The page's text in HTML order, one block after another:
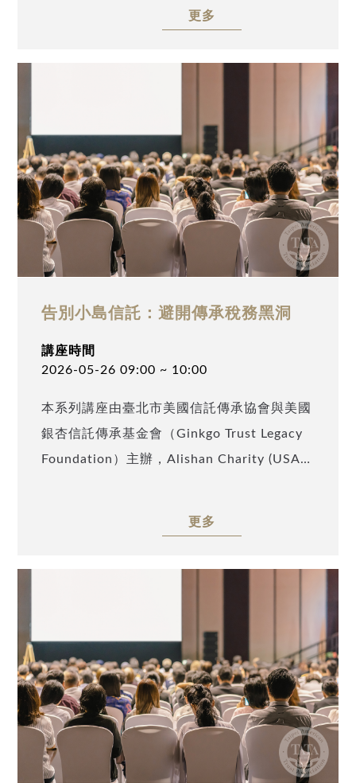
市大安區金華街187號9樓 •8/20 臺中（集思
承的第一步：股權安排、閉鎖性公司架構結合
台灣信託規劃》 14:00 ~ 14:30 專題演講
《家族信託如何成為跨境傳承工具：看看高資
產家族如何搭建家族財富堡壘》 14:30 ~
15:00 專題演講《不只是境外公司：BVI 如
何成為高資產家族財富管理、隱私保護與跨代
15:10 ~ 15:40 專題演講《繼承潮下的家族
專業顧問網路的建立》 15:40 ~ 16:10 專題
稅籍規劃降低跨境稅務與政治風險》 16:10 ~
16:30 閉幕致詞 16:30 ~ 17:00 交流時間
務師李博容(Timmy Lee)，以「打造家族財富
設立架構、合約設計，以及相關稅務申報與處
理流程，協助聽眾建立完整的制度理解。
更多
告別小島信託：避開傳承稅務黑洞
講座時間
2026-05-26 09:00 ~ 10:00
本系列講座由臺北市美國信託傳承協會與美國
銀杏信託傳承基金會（Ginkgo Trust Legacy
Foundation）主辦，Alishan Charity (USA)
資格的蘇姿樺，以「告別小島信託：避開傳承
與稅基墊高規劃；並比較美國FGT與傳統小島
FGT之差異，剖析小島FGT可能衍生之稅務風
險與傳承危機，協助高資產人士提前建立合規
且穩健之跨境傳承架構，誠摯邀請業界先進踴
躍參與。
更多